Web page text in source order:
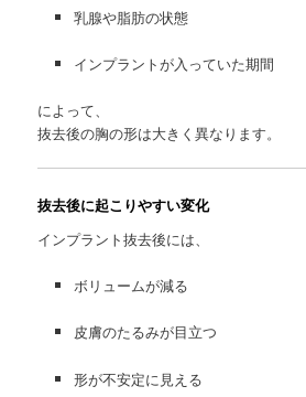
乳腺や脂肪の状態
インプラントが入っていた期間
によって、
抜去後の胸の形は大きく異なります。
抜去後に起こりやすい変化
インプラント抜去後には、
ボリュームが減る
皮膚のたるみが目立つ
形が不安定に見える